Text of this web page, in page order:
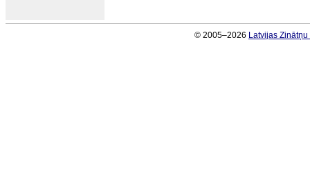
© 2005–2026 Latvijas